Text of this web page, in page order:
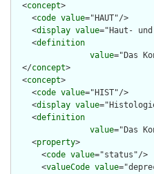
  <
concept>
    <
code value="HAUT"/>
    <
display value="Haut-
    <
definition
value="Das
  </
concept>
  <
concept>
    <
code value="HIST"/>
    <
display value
    <
definition
value="Das
    <
property>
      <
code value="status"/>
      <
valueCode value